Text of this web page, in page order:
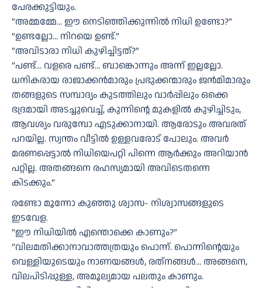
പേരക്കുട്ടിയും.
”അമ്മമ്മേ… ഈ നെടിഞ്ഞിക്കുന്നിൽ നിധി ഉണ്ടോ?”
”ഉണ്ടല്ലോ… നിറയെ ഉണ്ട്.”
”അവിടാരാ നിധി കുഴിച്ചിട്ടത്?”
”പണ്ട്… വളരെ പണ്ട്… ബാങ്കൊന്നും അന്ന് ഇല്ലല്ലോ.
ധനികരായ രാജാക്കൻമാരും പ്രഭുക്കന്മാരും ജൻമിമാരും
തങ്ങളുടെ സമ്പാദ്യം കുടത്തിലും വാർപ്പിലും ഒക്കെ
ഭദ്രമായി അടച്ചുവെച്ച്, കുന്നിന്റെ മുകളിൽ കുഴിച്ചിടും,
ആവശ്യം വരുമ്പോ എടുക്കാനായി. ആരോടും അവരത്
പറയില്ല. സ്വന്തം വീട്ടിൽ ഉള്ളവരോട് പോലും. അവർ
മരണപ്പെട്ടാൽ നിധിയെപറ്റി പിന്നെ ആർക്കും അറിയാൻ
പറ്റില്ല. അതങ്ങനെ രഹസ്യമായി അവിടെതന്നെ
കിടക്കും.”
രണ്ടോ മൂന്നോ കുഞ്ഞു ശ്വാസ- നിശ്വാസങ്ങളുടെ
ഇടവേള.
”ഈ നിധിയിൽ എന്തൊക്കെ കാണും?”
”വിലമതിക്കാനാവാത്തത്രയും പൊന്ന്. പൊന്നിന്റെയും
വെള്ളിയുടെയും നാണയങ്ങൾ, രത്‌നങ്ങൾ… അങ്ങനെ,
വിലപിടിപ്പുള്ള, അമൂല്യമായ പലതും കാണും.